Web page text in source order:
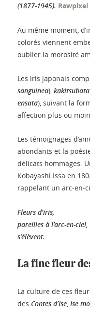
(1877-1945).
Au même moment,
colorés viennent
oublier la morosité
Les iris japonais
sanguinea), kakitsubata
ensata), suivant la
affection plus ou
Les témoignages
abondants et la
délicats hommages.
Kobayashi Issa en
rappelant un arc-en-
Fleurs d’iris,
pareilles à l’arc-en-ciel,
s’élèvent.
La fine fleur
La culture de ces
des Contes d’Ise Ise